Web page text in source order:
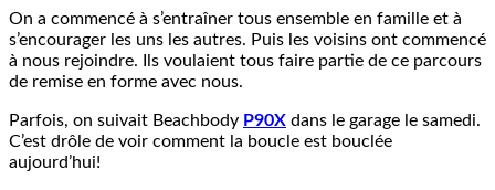
On a commencé à s’entraîner tous ensemble en famille et à
s’encourager les uns les autres. Puis les voisins ont commencé
à nous rejoindre. Ils voulaient tous faire partie de ce parcours
de remise en forme avec nous.
Parfois, on suivait Beachbody P90X dans le garage le samedi.
C’est drôle de voir comment la boucle est bouclée
aujourd’hui!